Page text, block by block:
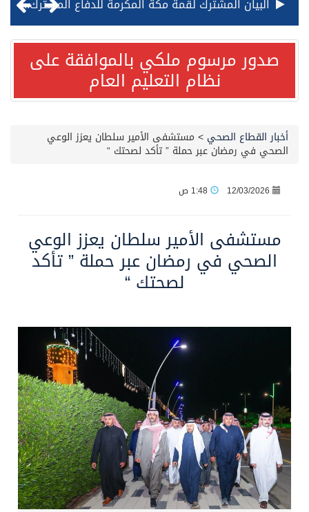
قيادة القوات المشتركة للتحالف: نفذنا عملية رد عسكري متناسبة لأهداف عسكرية مشروعة تابعة للمليشيا الحوثية الإرهابية في محافظة الحديدة
صدور مرسوم ملكي بالموافقة على نظام التعليم العام
محافظ عفيف يؤدي صلاة عيد الأضحى
صدور مرسوم ملكي بالموافقة على
نظام التعليم العام
أخبار القطاع الصحي > مستشفى الأمير سلطان يعزز الوعي
الصحي في رمضان عبر حملة ” تأكد لصحتك “
12/03/2026
مستشفى الأمير سلطان يعزز الوعي
الصحي في رمضان عبر حملة ” تأكد
لصحتك “